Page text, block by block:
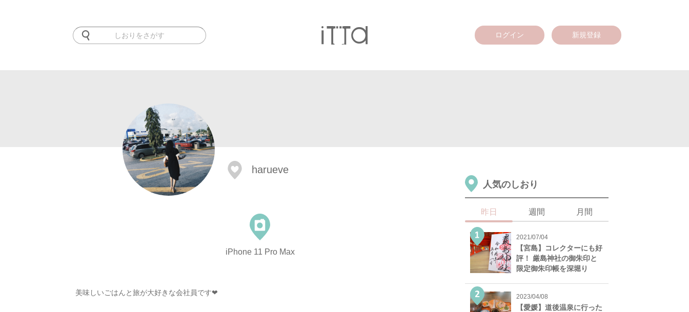
ログイン 新規登録
harueve
iPhone 11 Pro Max
美味しいごはんと旅が大好きな会社員です❤︎
人気のしおり
昨日 週間 月間
2021/07/04
【宮島】コレクターにも好
評！ 厳島神社の御朱印と
限定御朱印帳を深堀り
2023/04/08
【愛媛】道後温泉に行った